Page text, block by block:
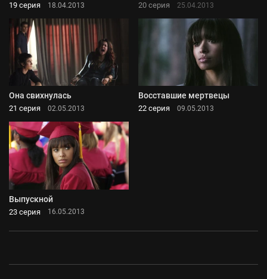
19 серия 18.04.2013 20 серия 25.04.2013
Она свихнулась
21 серия 02.05.2013
Восставшие мертвецы
22 серия 09.05.2013
Выпускной
23 серия 16.05.2013